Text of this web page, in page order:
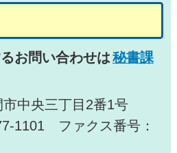
お問い合わせは秘書課
中央三丁目2番1号
1101 ファクス番号：